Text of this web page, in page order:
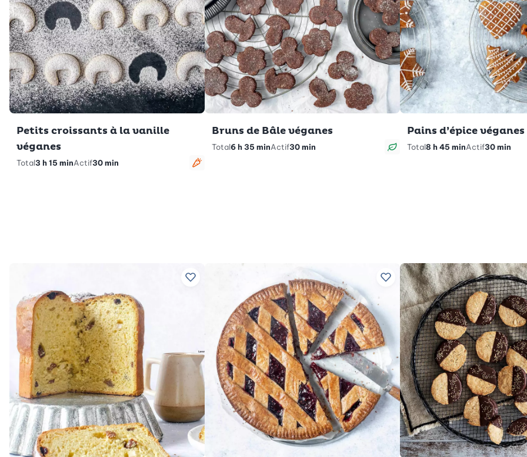
Petits croissants à la vanille
véganes
Total3 h 15 minActif30 min
Bruns de Bâle véganes
Total6 h 35 minActif30 min
Végan
Pains d’épice véganes
Total8 h 45 minActif30 min
Ajouter à vos recettes préférées Ajouter à vos recettes préférées